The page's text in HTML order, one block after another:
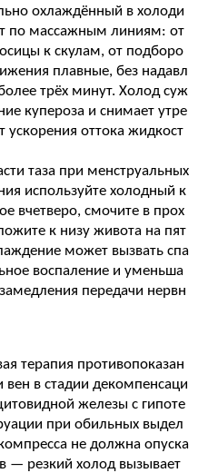
охлаждённый в холоди
по массажным линиям: от
к скулам, от подборо
плавные, без надавл
трёх минут. Холод суж
купероза и снимает утре
ускорения оттока жидкост
таза при менструальных
используйте холодный к
вчетверо, смочите в прох
к низу живота на пят
может вызвать спа
воспаление и уменьша
передачи нервн
терапия противопоказан
в стадии декомпенсаци
железы с гипоте
при обильных выдел
не должна опуска
— резкий холод вызывает